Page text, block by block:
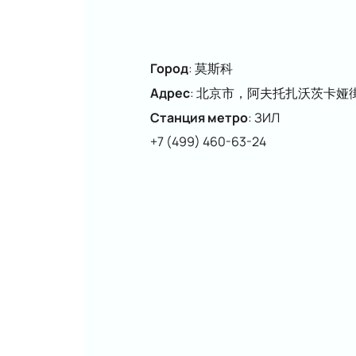
Город:莫斯科
Адрес:北京市，阿夫托扎沃茨卡娅
Станция метро:ЗИЛ
+7 (499) 460-63-24